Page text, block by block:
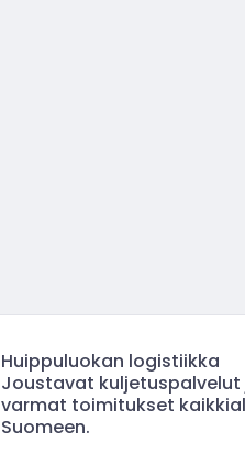
Huippuluokan logistiikka
Joustavat kuljetuspalvelut
varmat toimitukset
Suomeen.